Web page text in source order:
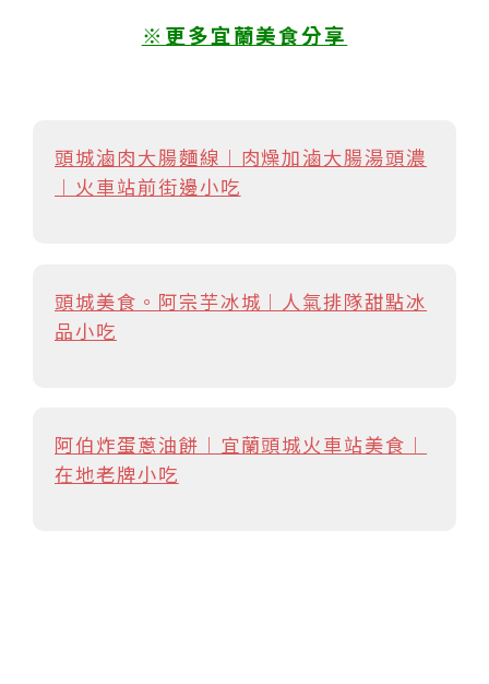
※更多宜蘭美食分享
頭城滷肉大腸麵線︱肉燥加滷大腸湯頭濃
︱火車站前街邊小吃
頭城美食。阿宗芋冰城︱人氣排隊甜點冰
品小吃
阿伯炸蛋蔥油餅︱宜蘭頭城火車站美食︱
在地老牌小吃